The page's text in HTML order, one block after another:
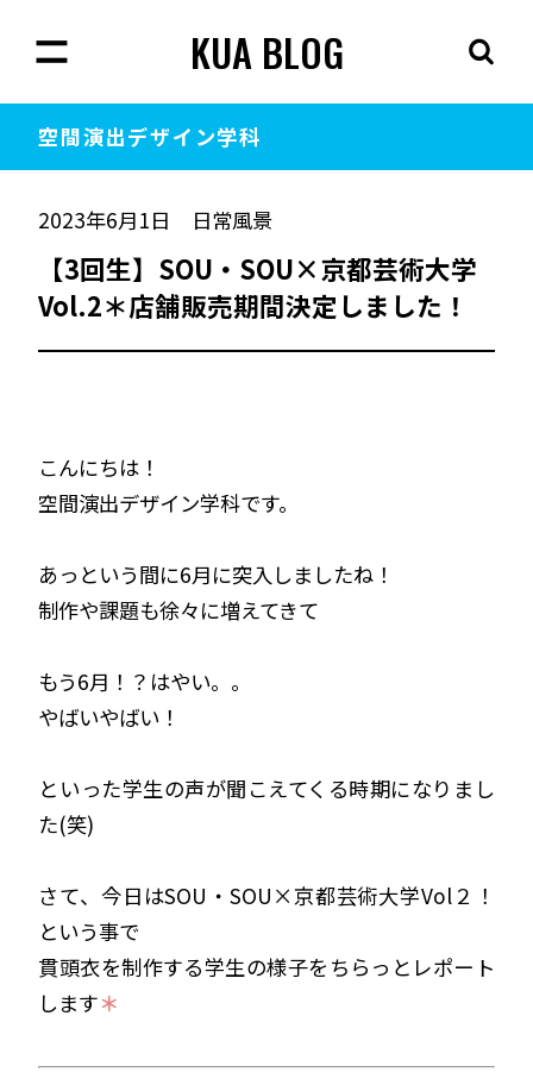
KUA BLOG
空間演出デザイン学科
2023年6月1日 日常風景
【3回生】SOU・SOU×京都芸術大学
Vol.2＊店舗販売期間決定しました！
こんにちは！
空間演出デザイン学科です。
あっという間に6月に突入しましたね！
制作や課題も徐々に増えてきて
もう6月！？はやい。。
やばいやばい！
といった学生の声が聞こえてくる時期になりまし
た(笑)
さて、今日はSOU・SOU×京都芸術大学Vol２！
という事で
貫頭衣を制作する学生の様子をちらっとレポート
します＊